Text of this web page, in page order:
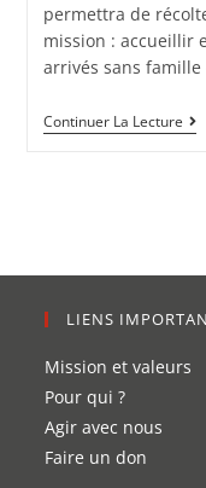
permettra de
mission : accueillir
arrivés sans famille
Continuer La Lecture
LIENS
Mission et valeurs
Pour qui ?
Agir avec nous
Faire un don